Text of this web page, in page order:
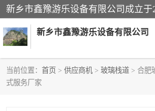
新乡市鑫豫游乐设备有限公司
当前位置： 首页 > 供应商机 > 玻璃栈道 > 合肥
式服务厂家
游乐设备